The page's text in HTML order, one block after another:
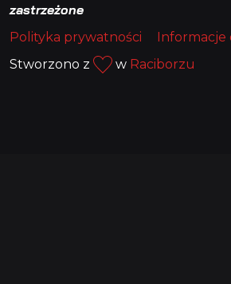
zastrzeżone
Polityka prywatności
Informacje
Stworzono z
w Raciborzu